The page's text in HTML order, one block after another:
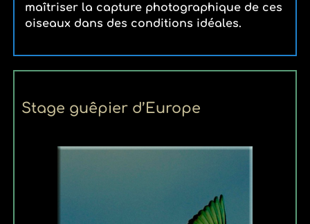
maîtriser la capture photographique de ces
oiseaux dans des conditions idéales.
Stage guêpier d’Europe